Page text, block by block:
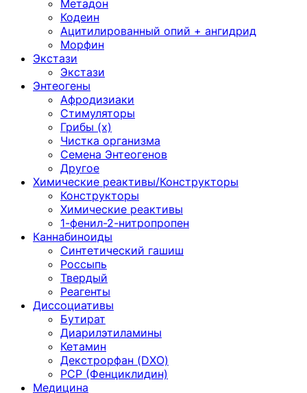
Метадон
Кодеин
Ацитилированный опий + ангидрид
Морфин
Экстази
Экстази
Энтеогены
Афродизиаки
Стимуляторы
Грибы (х)
Чистка организма
Семена Энтеогенов
Другое
Химические реактивы/Конструкторы
Конструкторы
Химические реактивы
1-фенил-2-нитропропен
Каннабиноиды
Синтетический гашиш
Россыпь
Твердый
Реагенты
Диссоциативы
Бутират
Диарилэтиламины
Кетамин
Декстрорфан (DXO)
PCP (Фенциклидин)
Медицина